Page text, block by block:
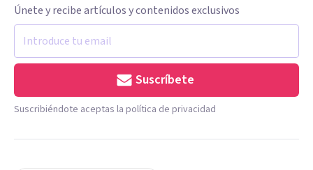
Únete y recibe artículos y contenidos exclusivos
Suscríbete
Suscribiéndote aceptas la política de privacidad